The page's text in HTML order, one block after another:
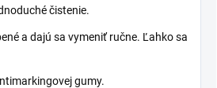
čistenie.
a dajú sa vymeniť ručne. Ľahko sa
gumy.